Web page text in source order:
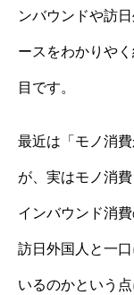
ンバウンドや訪
ースをわかりや
目です。
最近は「モノ消
が、実はモノ消
インバウンド消
訪日外国人と一
いるのかという